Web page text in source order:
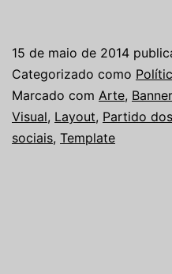
15 de maio de 2014
Categorizado como
Marcado com Arte, Banner
Visual, Layout, Partido
sociais, Template